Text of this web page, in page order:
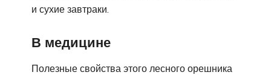
и сухие завтраки.
В медицине
Полезные свойства этого лесного орешника